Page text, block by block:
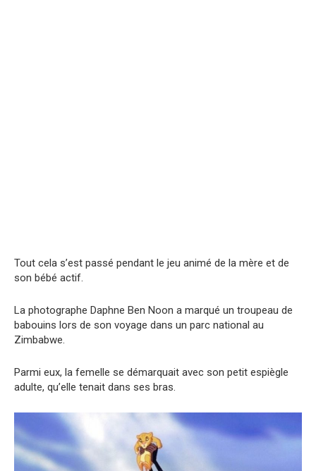
Tout cela s’est passé pendant le jeu animé de la mère et de
son bébé actif.
La photographe Daphne Ben Noon a marqué un troupeau de
babouins lors de son voyage dans un parc national au
Zimbabwe.
Parmi eux, la femelle se démarquait avec son petit espiègle
adulte, qu’elle tenait dans ses bras.